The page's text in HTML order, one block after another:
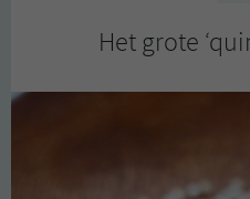
Het grote